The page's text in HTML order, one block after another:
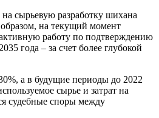
сырьевую разработку шихана
на текущий момент
работу по подтверждению
года – за счет более глубокой
а в будущие периоды до 2022
сырье и затрат на
судебные споры между